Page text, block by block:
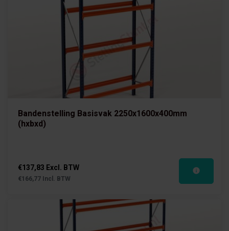
Bandenstelling Basisvak 2250x1600x400mm
(hxbxd)
€137,83 Excl. BTW
€166,77 Incl. BTW